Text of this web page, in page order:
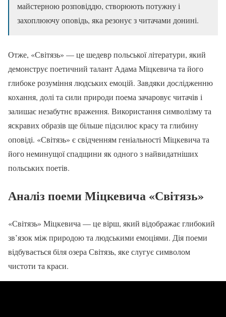
майстерною розповіддю, створюють потужну і
захоплюючу оповідь, яка резонує з читачами донині.
Отже, «Світязь» — це шедевр польської літератури, який
демонструє поетичний талант Адама Міцкевича та його
глибоке розуміння людських емоцій. Завдяки дослідженню
кохання, долі та сили природи поема зачаровує читачів і
залишає незабутнє враження. Використання символізму та
яскравих образів ще більше підсилює красу та глибину
оповіді. «Світязь» є свідченням геніальності Міцкевича та
його неминущої спадщини як одного з найвидатніших
польських поетів.
Аналіз поеми Міцкевича «Світязь»
«Світязь» Міцкевича — це вірш, який відображає глибокий
зв’язок між природою та людськими емоціями. Дія поеми
відбувається біля озера Світязь, яке слугує символом
чистоти та краси.